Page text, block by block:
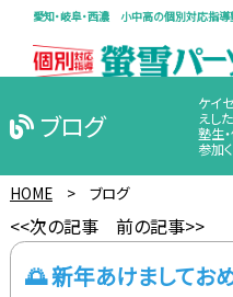
愛知・岐阜・西濃 小中高の個別対応指導
ブログ
ケイ
えし
塾生
参加
HOME> ブログ
<<次の記事 前の記事>>
🌅 新年あけましてお